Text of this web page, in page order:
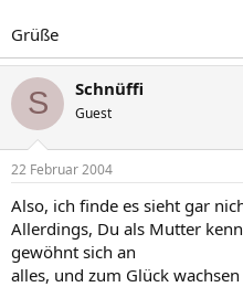
Grüße
S Schnüffi
Guest
22 Februar 2004
Also, ich finde es sieht gar
Allerdings, Du als Mutter
gewöhnt sich an
alles, und zum Glück